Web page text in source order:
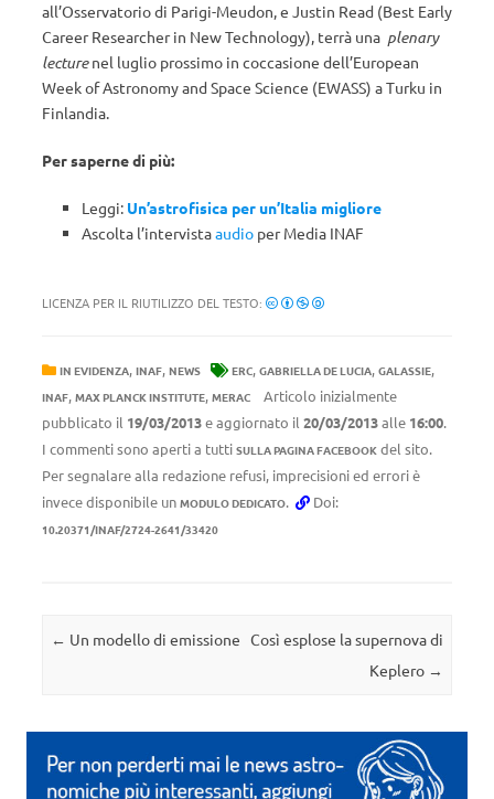
all’Osservatorio di Parigi-Meudon, e Justin Read (Best Early
Career Researcher in New Technology), terrà una plenary
lecturenel luglio prossimo in coccasione dell’European
Week of Astronomy and Space Science (EWASS) a Turku in
Finlandia.
Per saperne di più:
Leggi: Un’astrofisica per un’Italia migliore
Ascolta l’intervistaaudio per Media INAF
LICENZA PER IL RIUTILIZZO DEL TESTO:
IN EVIDENZA, INAF, NEWS ERC, GABRIELLA DE LUCIA, GALASSIE,
INAF, MAX PLANCK INSTITUTE, MERAC
Articolo inizialmente
pubblicato il 19/03/2013e aggiornato il 20/03/2013alle 16:00.
I commenti sono aperti a tutti SULLA PAGINA FACEBOOK del sito.
Per segnalare alla redazione refusi, imprecisioni ed errori è
invece disponibile un MODULO DEDICATO. Doi:
10.20371/INAF/2724-2641/33420
Navigazione articolo
← Un modello di emissione Così esplose la supernova di
Keplero →